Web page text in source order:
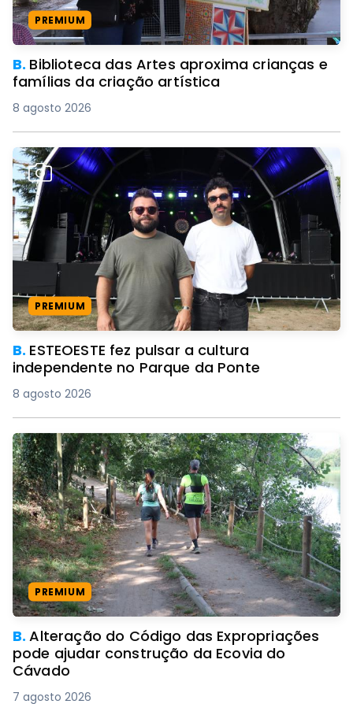
PREMIUM
B. Biblioteca das Artes aproxima crianças e
famílias da criação artística
8 agosto 2026
PREMIUM
B. ESTEOESTE fez pulsar a cultura
independente no Parque da Ponte
8 agosto 2026
PREMIUM
B.Alteração do Código das Expropriações
pode ajudar construção da Ecovia do
Cávado
7 agosto 2026